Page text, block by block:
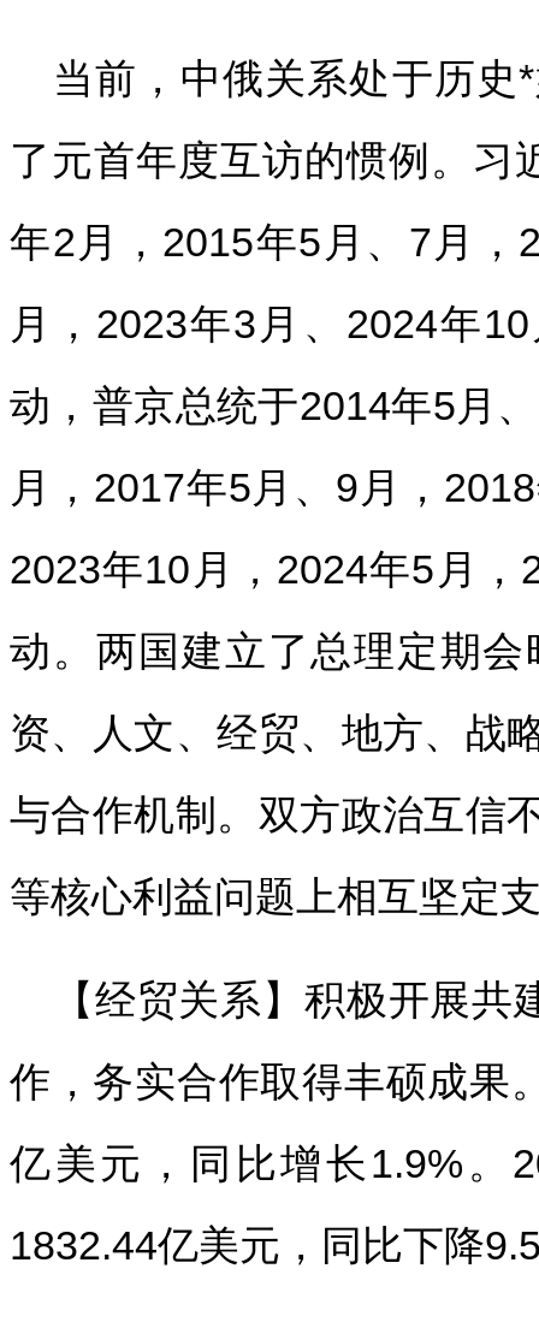
当前，中俄关系处于历
了元首年度互访的惯例。习
年2月，2015年5月、7月，
月，2023年3月、2024年
动，普京总统于2014年5月
月，2017年5月、9月，
2023年10月，2024年5月
动。两国建立了总理定期
资、人文、经贸、地方、战
与合作机制。双方政治互信
等核心利益问题上相互坚定
【经贸关系】积极开展共
作，务实合作取得丰硕成果
亿美元，同比增长1.9%。
1832.44亿美元，同比下降